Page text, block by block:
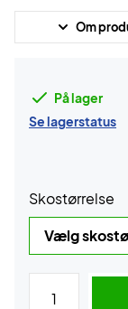
Om
På lager
Se lagerstatus
Skostørrelse